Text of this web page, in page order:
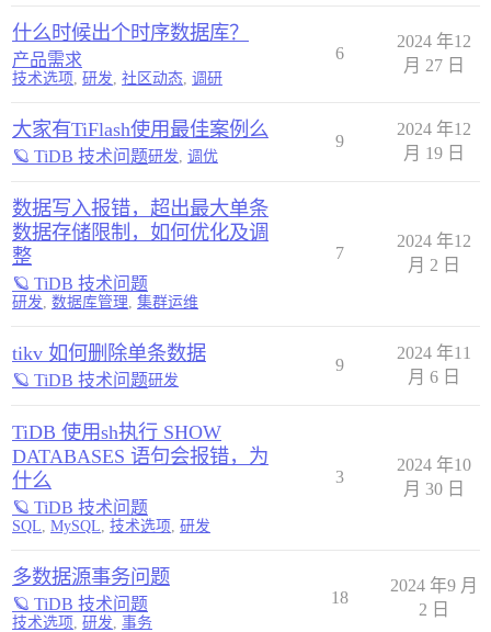
什么时候出个时序数据库？
产品需求
技术选项, 研发, 社区动态, 调研
6
2024 年12
月 27 日
大家有TiFlash使用最佳案例么
🪐 TiDB 技术问题研发 调优
9
2024 年12
月 19 日
数据写入报错，超出最大单条
数据存储限制，如何优化及调
整
🪐 TiDB 技术问题
研发, 数据库管理, 集群运维
7
2024 年12
月 2 日
tikv 如何删除单条数据
🪐 TiDB 技术问题研发
9
2024 年11
月 6 日
TiDB 使用sh执行 SHOW
DATABASES 语句会报错，为
什么
🪐 TiDB 技术问题
SQL, MySQL, 技术选项, 研发
3
2024 年10
月 30 日
多数据源事务问题
🪐 TiDB 技术问题
技术选项, 研发, 事务
18
2024 年9 月
2 日